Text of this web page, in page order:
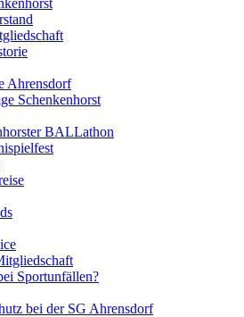
Ahrensdorf
Schenkenhorst
BALLathon
Sportunfällen?
bei der SG Ahrensdorf